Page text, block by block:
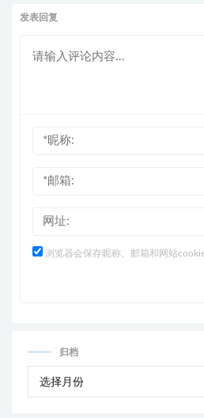
发表回复
浏览器会保存昵称、邮箱和网站
归档